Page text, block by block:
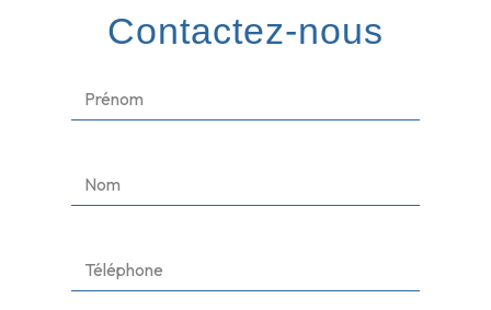
Contactez-nous